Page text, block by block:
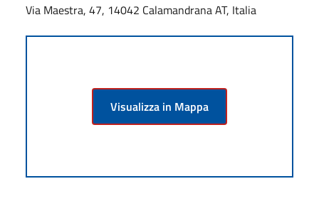
Via Maestra, 47, 14042 Calamandrana AT, Italia
Visualizza in Mappa